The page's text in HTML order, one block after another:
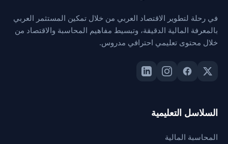
في رحلة لتطوير الاقتصاد العربي من خلال تمكين المستثمر العربي
بالمعرفة المالية الدقيقة، وتبسيط مفاهيم المحاسبة والاقتصاد من
خلال محتوى تعليمي احترافي مدروس.
السلاسل التعليمية
المحاسبة المالية